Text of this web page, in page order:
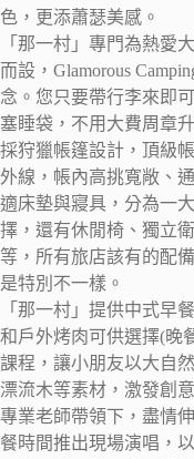
色，更添蕭瑟美感。
「那一村」專門為熱愛
而設，Glamorous
念。您只要帶行李來即
塞睡袋，不用大費周章
採狩獵帳篷設計，頂級
外線，帳內高挑寬敞、
適床墊與寢具，分為一
擇，還有休閒椅、獨立
等，所有旅店該有的配
是特別不一樣。
「那一村」提供中式早
和戶外烤肉可供選擇(晚
課程，讓小朋友以大自
漂流木等素材，激發創
專業老師帶領下，盡情
餐時間推出現場演唱，